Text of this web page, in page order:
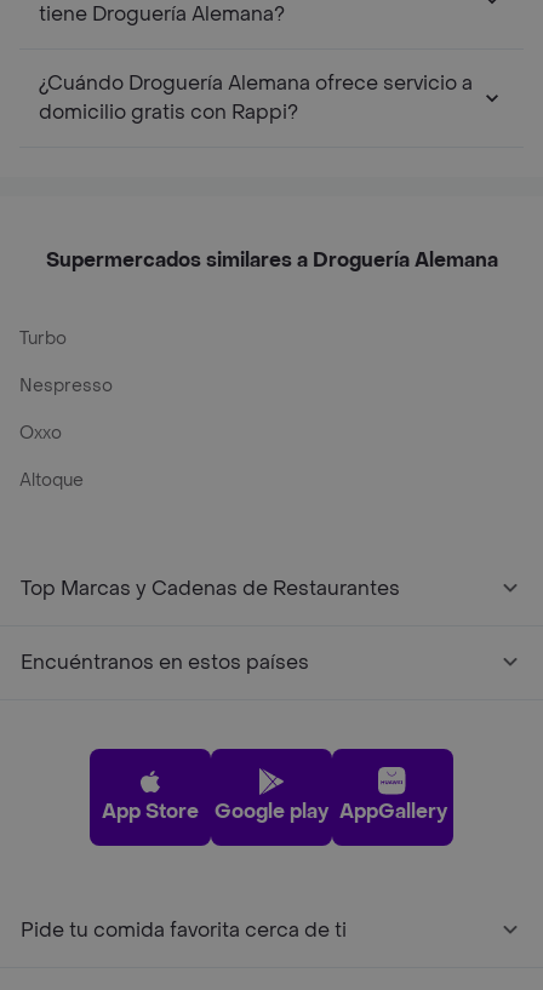
tiene Droguería Alemana?
¿Cuándo Droguería Alemana ofrece servicio a
domicilio gratis con Rappi?
Supermercados similares a Droguería Alemana
Turbo
Nespresso
Oxxo
Altoque
Top Marcas y Cadenas de Restaurantes
Encuéntranos en estos países
App Store Google play AppGallery
Pide tu comida favorita cerca de ti